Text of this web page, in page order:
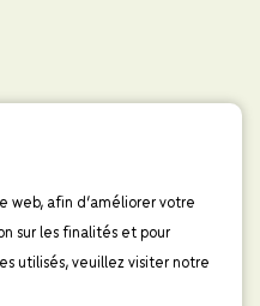
web, afin d’améliorer votre
sur les finalités et pour
utilisés, veuillez visiter notre